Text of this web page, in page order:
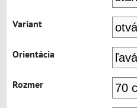
Variant
Orientácia
Rozmer